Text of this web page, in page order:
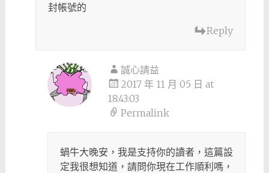
封帳號的
Reply
誠心請益
2017 年 11 月 05 日 at
18:43:03
Permalink
蝸牛大晚安，我是支持你的讀者，這篇設
定我很想知道，請問你現在工作順利嗎，